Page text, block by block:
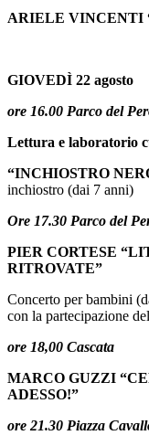
ARIELE VINCENTI
GIOVEDÌ 22 agosto
ore 16.00 Parco del
Lettura e laboratorio
“INCHIOSTRO
inchiostro (dai 7 anni)
Ore 17.30 Parco del
PIER CORTESE
RITROVATE”
Concerto per bambini (
con la partecipazione
ore 18,00 Cascata
MARCO GUZZI
ADESSO!”
ore 21.30 Piazza